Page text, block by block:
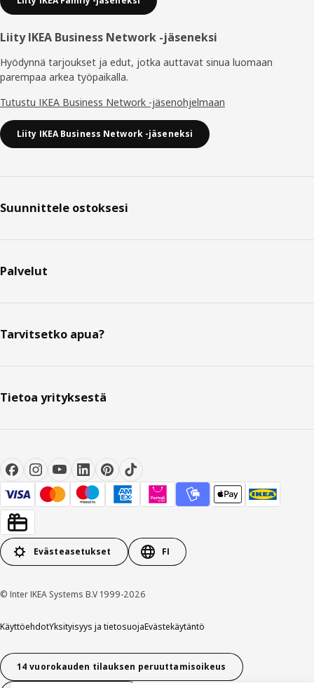
Liity IKEA Business Network -jäseneksi
Hyödynnä tarjoukset ja edut, jotka auttavat sinua luomaan
parempaa arkea työpaikalla.
Tutustu IKEA Business Network -jäsenohjelmaan
Liity IKEA Business Network -jäseneksi
Suunnittele ostoksesi
Palvelut
Tarvitsetko apua?
Tietoa yrityksestä
Evästeasetukset FI
© Inter IKEA Systems B.V 1999-2026
KäyttöehdotYksityisyys ja tietosuojaEvästekäytäntö
14 vuorokauden tilauksen peruuttamisoikeus